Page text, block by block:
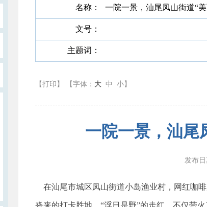
名称： 一院一景，汕尾凤山街道“
文号：
主题词：
【打印】 【字体： 大 中 小 】
一院一景，汕尾
发布日
在汕尾市城区凤山街道小岛渔业村，网红咖
沓来的打卡胜地。“浮日是野”的走红，不仅带